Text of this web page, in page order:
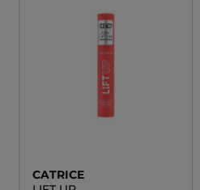
CATRICE